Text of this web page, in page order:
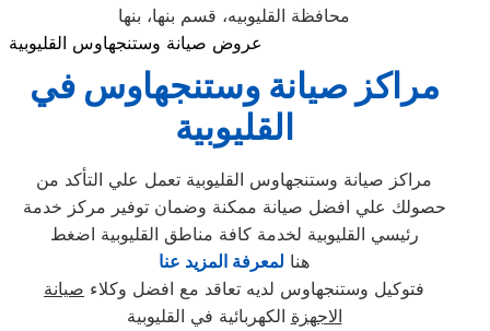
محافظة القليوبيه، قسم بنها، بنها
عروض صيانة وستنجهاوس القليوبية
مراكز صيانة وستنجهاوس في
القليوبية
مراكز صيانة وستنجهاوس القليوبية تعمل علي التأكد من
حصولك علي افضل صيانة ممكنة وضمان توفير مركز خدمة
رئيسي القليوبية لخدمة كافة مناطق القليوبية اضغط
هنا لمعرفة المزيد عنا
فتوكيل وستنجهاوس لديه تعاقد مع افضل وكلاء صيانة
الاجهزة الكهربائية في القليوبية